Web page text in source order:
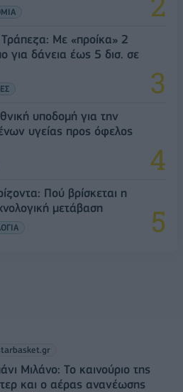
Τράπεζα: Με «προίκα» 2
για δάνεια έως 5 δισ. σε
υποδομή για την
υγείας προς όφελος
Πού βρίσκεται η
μετάβαση
Μιλάνο: Το καινούριο της
και ο αέρας ανανέωσης